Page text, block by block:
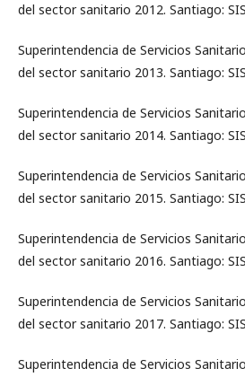
del sector sanitario 2012. Santiago:
Superintendencia de Servicios
del sector sanitario 2013. Santiago:
Superintendencia de Servicios
del sector sanitario 2014. Santiago:
Superintendencia de Servicios
del sector sanitario 2015. Santiago:
Superintendencia de Servicios
del sector sanitario 2016. Santiago:
Superintendencia de Servicios
del sector sanitario 2017. Santiago:
Superintendencia de Servicios